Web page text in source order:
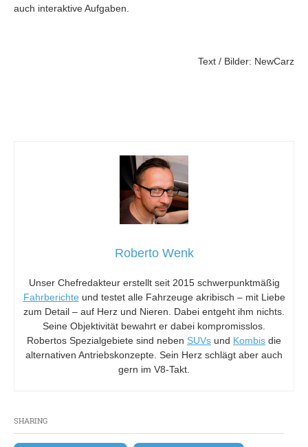
SHARING
auch interaktive Aufgaben.
Text / Bilder: NewCarz
Roberto Wenk
Unser Chefredakteur erstellt seit 2015 schwerpunktmäßig
Fahrberichte und testet alle Fahrzeuge akribisch – mit Liebe
zum Detail – auf Herz und Nieren. Dabei entgeht ihm nichts.
Seine Objektivität bewahrt er dabei kompromisslos.
Robertos Spezialgebiete sind neben SUVs und Kombis die
alternativen Antriebskonzepte. Sein Herz schlägt aber auch
gern im V8-Takt.